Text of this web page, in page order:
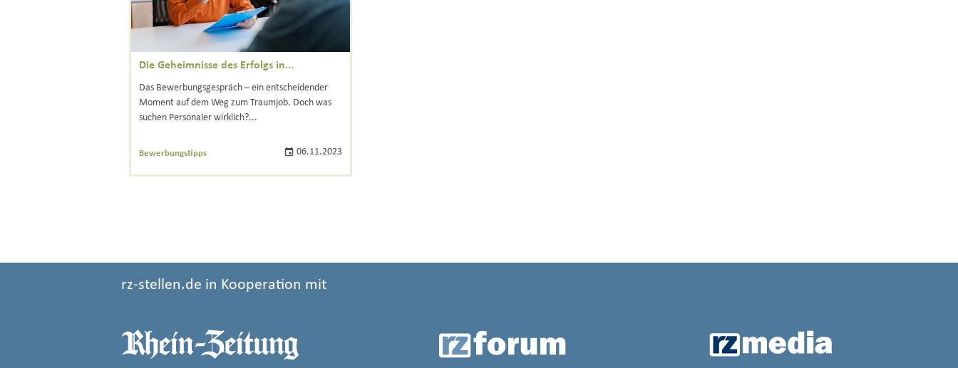
Die Geheimnisse des Erfolgs in...
Das Bewerbungsgespräch – ein entscheidender
Moment auf dem Weg zum Traumjob. Doch was
suchen Personaler wirklich?...
Bewerbungstipps 06.11.2023
rz-stellen.de in Kooperation mit